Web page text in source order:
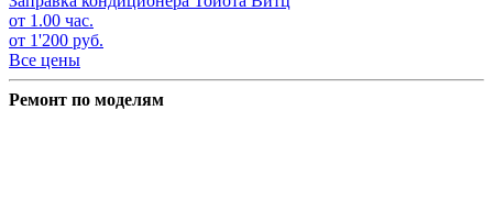
от 1.00 час.
от 1'200 руб.
Все цены
Ремонт по моделям